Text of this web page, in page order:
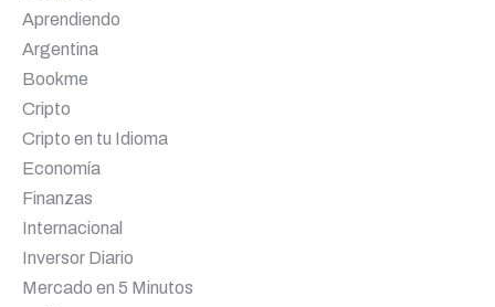
Aprendiendo
Argentina
Bookme
Cripto
Cripto en tu Idioma
Economía
Finanzas
Internacional
Inversor Diario
Mercado en 5 Minutos